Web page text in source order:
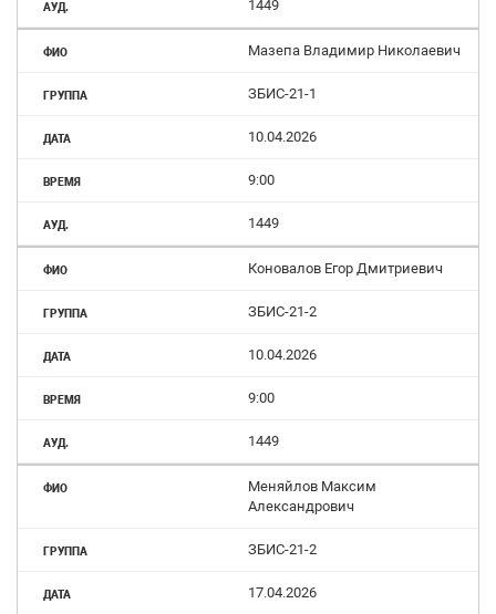
1449
Мазепа Владимир Николаевич
ЗБИС-21-1
10.04.2026
9:00
1449
Коновалов Егор Дмитриевич
ЗБИС-21-2
10.04.2026
9:00
1449
Меняйлов Максим
Александрович
ЗБИС-21-2
17.04.2026